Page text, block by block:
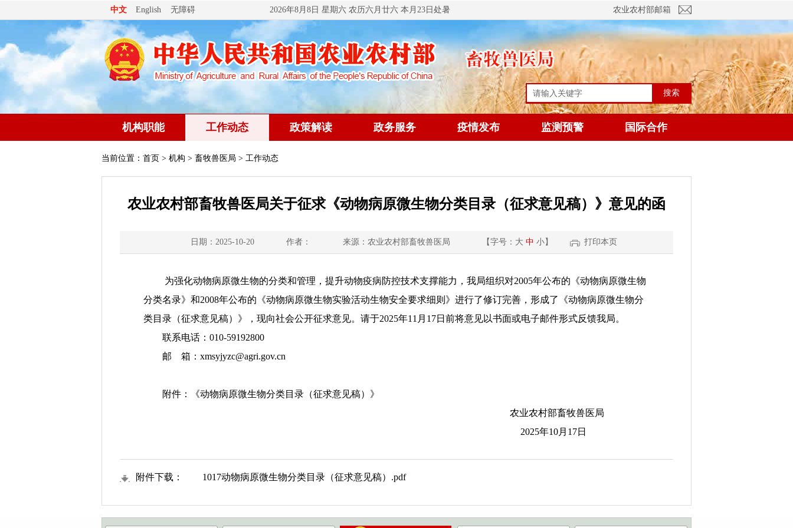
中文 English 无障碍 2026年8月8日 星期六 农历六月廿六 本月23日处暑 农业农村部邮箱
搜索
机构职能 工作动态 政策解读 政务服务 疫情发布 监测预警 国际合作
当前位置： 首页 > 机构 > 畜牧兽医局 > 工作动态
农业农村部畜牧兽医局关于征求《动物病原微生物分类目录（征求意见稿）》意见的函
日期：2025-10-20 作者： 来源：农业农村部畜牧兽医局 【字号： 大 中 小】 打印本页
为强化动物病原微生物的分类和管理，提升动物疫病防控技术支撑能力，我局组织对2005年公布的《动物病原微生物
分类名录》和2008年公布的《动物病原微生物实验活动生物安全要求细则》进行了修订完善，形成了《动物病原微生物分
类目录（征求意见稿）》，现向社会公开征求意见。请于2025年11月17日前将意见以书面或电子邮件形式反馈我局。
联系电话：010-59192800
邮 箱：xmsyjyzc@agri.gov.cn
附件：《动物病原微生物分类目录（征求意见稿）》
农业农村部畜牧兽医局
2025年10月17日
附件下载： 1017动物病原微生物分类目录（征求意见稿）.pdf